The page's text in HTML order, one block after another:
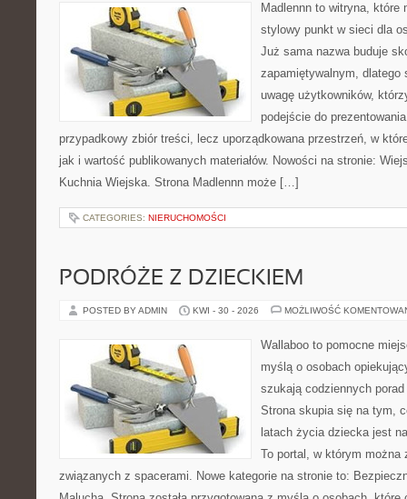
Madlennn to witryna, które
stylowy punkt w sieci dla
Już sama nazwa buduje
zapamiętywalnym, dlatego
uwagę użytkowników,
podejście do
przypadkowy zbiór treści, lecz uporządkowana przestrzeń, w
jak i wartość publikowanych materiałów. Nowości na stronie:
Kuchnia Wiejska. Strona Madlennn może […]
CATEGORIES: NIERUCHOMOŚCI
PODRÓŻE Z DZIECKIEM
POSTED BY ADMIN KWI - 30 - 2026 MOŻLIWOŚĆ
Wallaboo to pomocne
myślą o osobach
szukają codziennych
Strona skupia się na tym,
latach życia dziecka jest
To portal, w którym można
związanych z spacerami. Nowe kategorie na stronie to: